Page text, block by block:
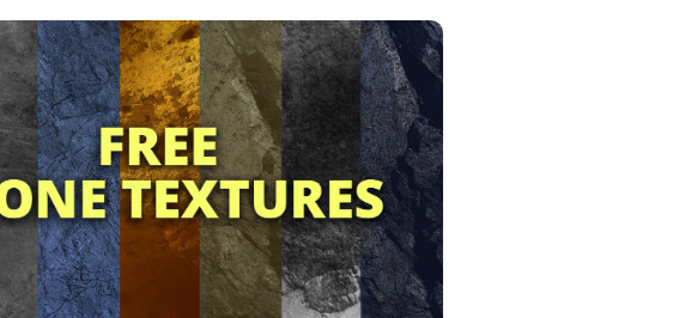
Servicios de edición de
video